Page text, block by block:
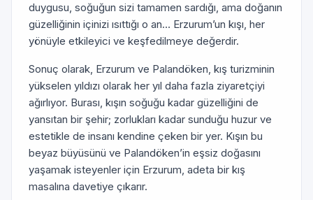
duygusu, soğuğun sizi tamamen sardığı, ama doğanın
güzelliğinin içinizi ısıttığı o an… Erzurum’un kışı, her
yönüyle etkileyici ve keşfedilmeye değerdir.
Sonuç olarak, Erzurum ve Palandöken, kış turizminin
yükselen yıldızı olarak her yıl daha fazla ziyaretçiyi
ağırlıyor. Burası, kışın soğuğu kadar güzelliğini de
yansıtan bir şehir; zorlukları kadar sunduğu huzur ve
estetikle de insanı kendine çeken bir yer. Kışın bu
beyaz büyüsünü ve Palandöken’in eşsiz doğasını
yaşamak isteyenler için Erzurum, adeta bir kış
masalına davetiye çıkarır.